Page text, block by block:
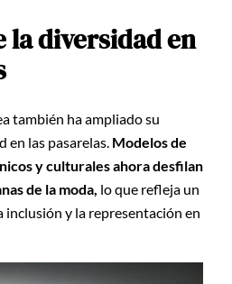
la diversidad en
también ha ampliado su
en las pasarelas. Modelos de
y culturales ahora desfilan
de la moda, lo que refleja un
inclusión y la representación en